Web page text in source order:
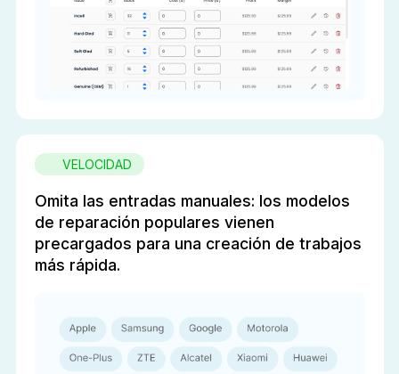
VELOCIDAD
Omita las entradas manuales: los modelos
de reparación populares vienen
precargados para una creación de trabajos
más rápida.